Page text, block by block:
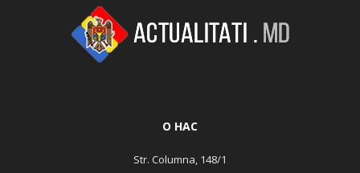
О НАС
Str. Columna, 148/1